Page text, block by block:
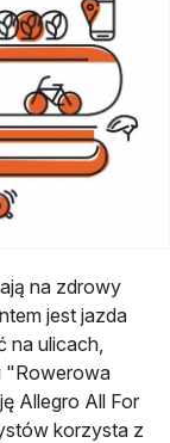
na zdrowy
jest jazda
na ulicach,
"Rowerowa
Allegro All For
korzysta z